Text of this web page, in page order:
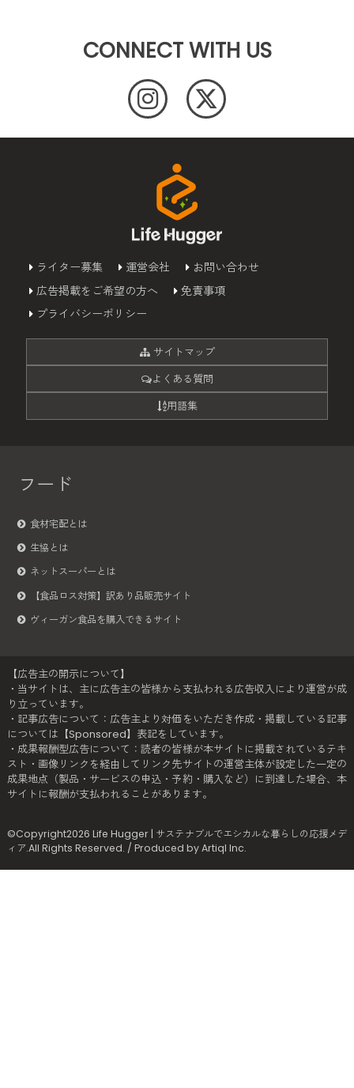
CONNECT WITH US
ライター募集 運営会社
お問い合わせ
広告掲載をご希望の方へ
免責事項
プライバシーポリシー
サイトマップ
よくある質問
用語集
フード
食材宅配とは
生協とは
ネットスーパーとは
【食品ロス対策】訳あり品販売サイト
ヴィーガン食品を購入できるサイト
【広告主の開示について】
・当サイトは、主に広告主の皆様から支払われる広告収入により運営が成
り立っています。
・記事広告について：広告主より対価をいただき作成・掲載している記事
については【Sponsored】表記をしています。
・成果報酬型広告について：読者の皆様が本サイトに掲載されているテキ
スト・画像リンクを経由してリンク先サイトの運営主体が設定した一定の
成果地点（製品・サービスの申込・予約・購入など）に到達した場合、本
サイトに報酬が支払われることがあります。
©Copyright2026Life Hugger | サステナブルでエシカルな暮らしの応援メデ
ィア.All Rights Reserved. / Produced byArtiql Inc.